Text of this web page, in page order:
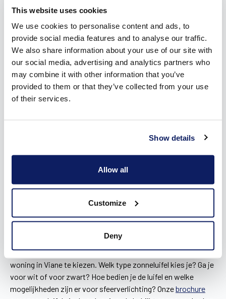
This website uses cookies
We use cookies to personalise content and ads, to
provide social media features and to analyse our traffic.
We also share information about your use of our site with
our social media, advertising and analytics partners who
may combine it with other information that you’ve
provided to them or that they’ve collected from your use
of their services.
Show details
Allow all
Customize
Deny
geen idee welke? Je vindt heel wat inspiratie terug in
brochure .
Inspiratie opdoen voor je zonneluifel in Viane
Het is geen gemakkelijke opgave om een zonneluifel voor je
woning in Viane te kiezen. Welk type zonneluifel kies je? Ga je
voor wit of voor zwart? Hoe bedien je de luifel en welke
mogelijkheden zijn er voor sfeerverlichting? Onzebrochure